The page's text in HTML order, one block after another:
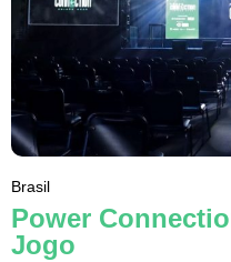
Brasil
Power
Jogo